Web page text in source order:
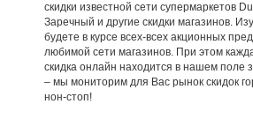
скидки известной сети супермаркетов
Заречный и другие скидки магазинов.
будете в курсе всех-всех акционных
любимой сети магазинов. При этом
скидка онлайн находится в нашем поле
– мы мониторим для Вас рынок скидок
нон-стоп!